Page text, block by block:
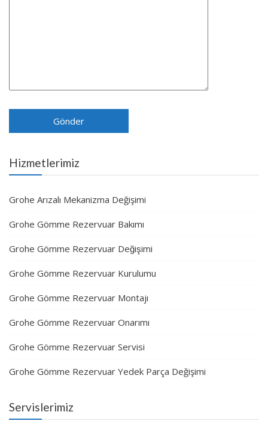
Hizmetlerimiz
Grohe Arızalı Mekanizma Değişimi
Grohe Gömme Rezervuar Bakımı
Grohe Gömme Rezervuar Değişimi
Grohe Gömme Rezervuar Kurulumu
Grohe Gömme Rezervuar Montajı
Grohe Gömme Rezervuar Onarımı
Grohe Gömme Rezervuar Servisi
Grohe Gömme Rezervuar Yedek Parça Değişimi
Servislerimiz